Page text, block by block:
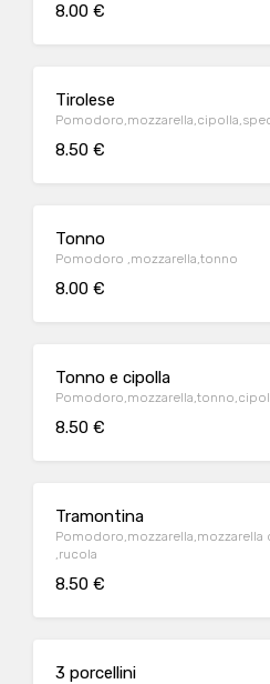
8.00 €
Tirolese
8.50 €
Tonno
Pomodoro ,mozzarella,tonno
8.00 €
Tonno e cipolla
8.50 €
Tramontina
,rucola
8.50 €
3 porcellini